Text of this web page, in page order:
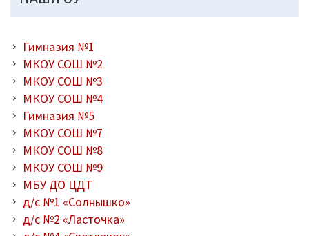
Гимназия №1
МКОУ СОШ №2
МКОУ СОШ №3
МКОУ СОШ №4
Гимназия №5
МКОУ СОШ №7
МКОУ СОШ №8
МКОУ СОШ №9
МБУ ДО ЦДТ
д/с №1 «Солнышко»
д/с №2 «Ласточка»